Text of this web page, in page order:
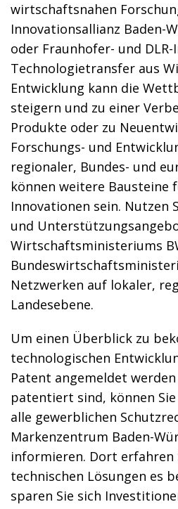
wirtschaftsnahen
Innovationsallianz Baden-
oder Fraunhofer- und
Technologietransfer aus
Entwicklung kann die
steigern und zu einer
Produkte oder zu
Forschungs- und
regionaler, Bundes- und
können weitere Bausteine
Innovationen sein. Nutzen
und
Wirtschaftsministeriums
Netzwerken auf lokaler,
Landesebene.
Um einen Überblick zu
technologischen
Patent angemeldet
patentiert sind, können
alle gewerblichen
Markenzentrum Baden-
informieren. Dort erfahren
technischen Lösungen es
sparen Sie sich